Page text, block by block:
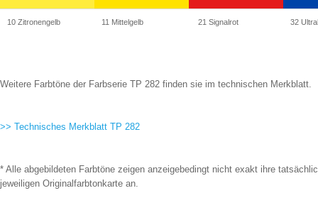
10 Zitronengelb 11 Mittelgelb 21 Signalrot 32
Weitere Farbtöne der Farbserie TP 282 finden sie im technischen Merkblatt.
>> Technisches Merkblatt TP 282
* Alle abgebildeten Farbtöne zeigen anzeigebedingt nicht exakt ihre
jeweiligen Originalfarbtonkarte an.